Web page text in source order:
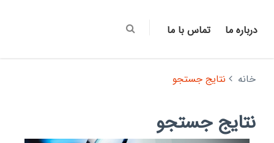
درباره ما تماس با ما
خانه نتایج جستجو
نتایج جستجو